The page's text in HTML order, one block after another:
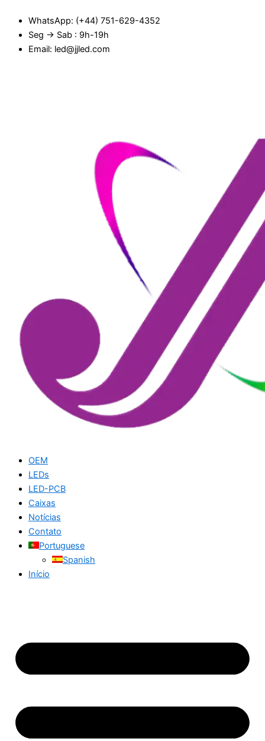
para
conteúdo
WhatsApp: (+44) 751-629-4352
Seg → Sab : 9h-19h
Email: led@jjled.com
OEM
LEDs
LED-PCB
Caixas
Notícias
Contato
Portuguese
Spanish
Início